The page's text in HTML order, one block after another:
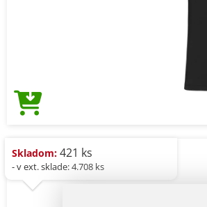
Skladom: 421 ks
- v ext. sklade: 4.708 ks